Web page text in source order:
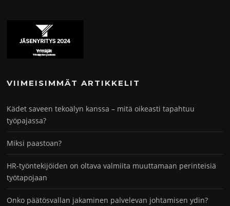
VIIMEISIMMÄT ARTIKKELIT
Kädet saveen tekoälyn kanssa – mitä oikeasti tapahtuu
työpajassa?
Miksi paastoan?
HR-työntekijöiden on oltava valmiita muuttamaan perinteisiä
työtapojaan
Onko päätösvallan jakaminen palvelevan johtamisen ydin?